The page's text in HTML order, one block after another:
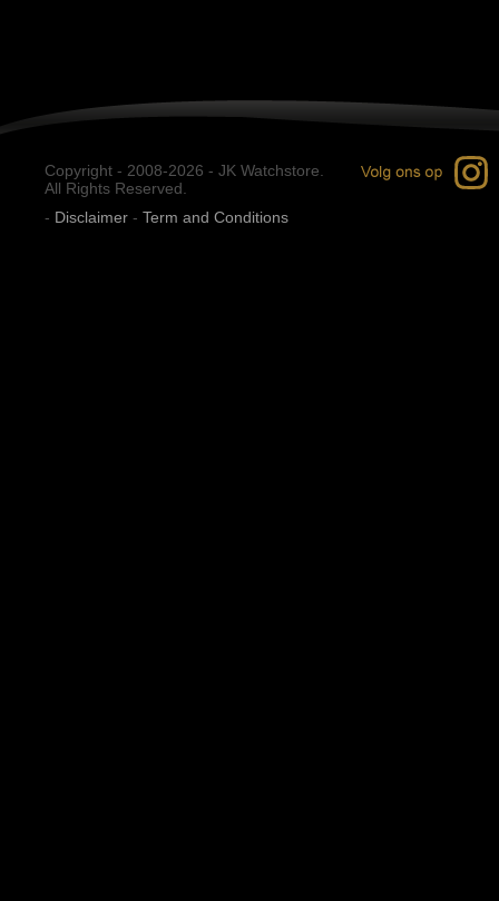
Copyright - 2008-2026 - JK Watchstore.
All Rights Reserved.
- Disclaimer - Term and Conditions